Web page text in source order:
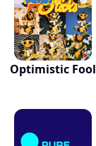
Optimistic Fool